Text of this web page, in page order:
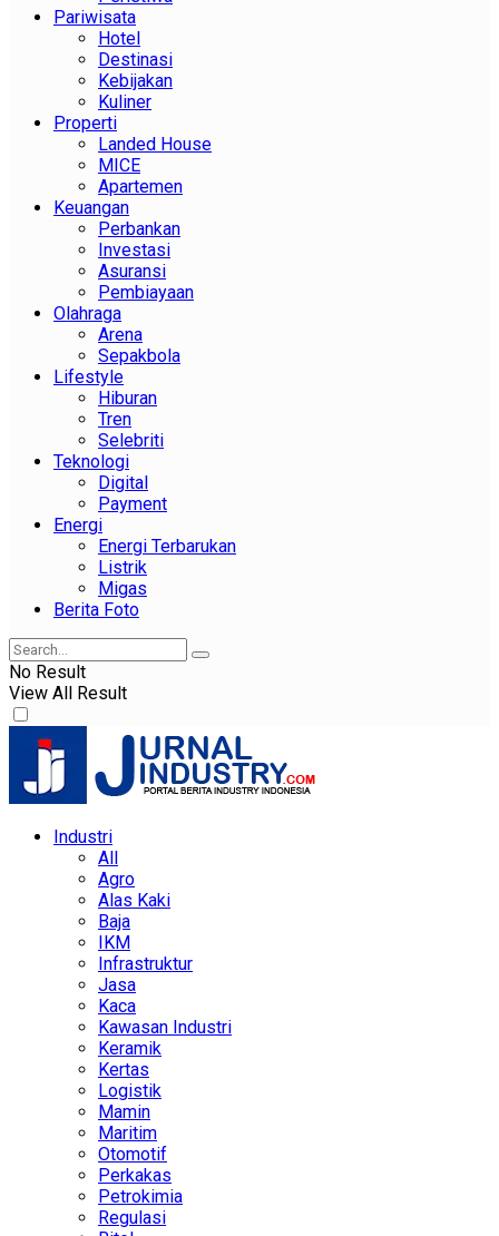
Pariwisata
Hotel
Destinasi
Kebijakan
Kuliner
Properti
Landed House
MICE
Apartemen
Keuangan
Perbankan
Investasi
Asuransi
Pembiayaan
Olahraga
Arena
Sepakbola
Lifestyle
Hiburan
Tren
Selebriti
Teknologi
Digital
Payment
Energi
Energi Terbarukan
Listrik
Migas
Berita Foto
No Result
View All Result
Industri
All
Agro
Alas Kaki
Baja
IKM
Infrastruktur
Jasa
Kaca
Kawasan Industri
Keramik
Kertas
Logistik
Mamin
Maritim
Otomotif
Perkakas
Petrokimia
Regulasi